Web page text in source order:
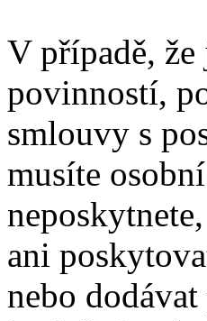
V případě,
povinností,
smlouvy s
musíte
ani
nebo